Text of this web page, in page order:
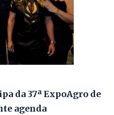
da 37ª ExpoAgro de
agenda